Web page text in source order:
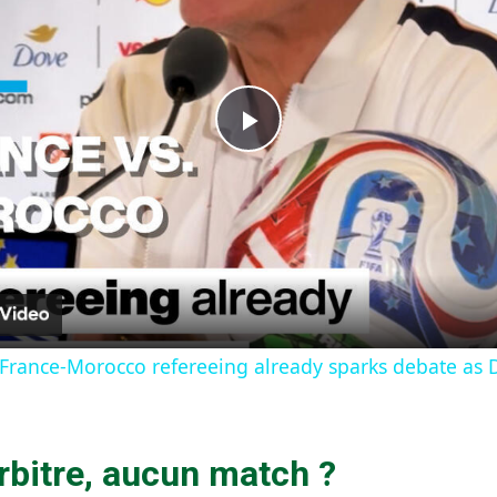
Play
Video
Morocco refereeing already sparks debate as
aucun match ?